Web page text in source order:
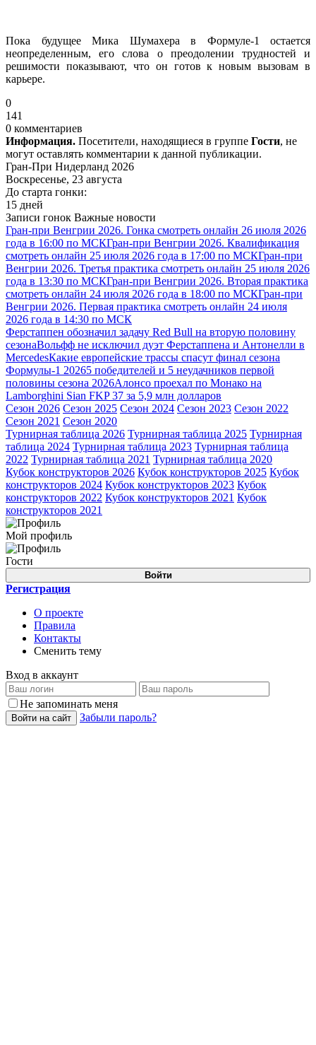
Пока будущее Мика Шумахера в Формуле-1 остается
неопределенным, его слова о преодолении трудностей и
решимости показывают, что он готов к новым вызовам в
карьере.
0
141
0 комментариев
Информация. Посетители, находящиеся в группе Гости, не
могут оставлять комментарии к данной публикации.
Гран-При Нидерланд 2026
Воскресенье, 23 августа
До старта гонки:
15 дней
Записи гонок Важные новости
Гран-при Венгрии 2026. Гонка смотреть онлайн 26 июля 2026
года в 16:00 по МСКГран-при Венгрии 2026. Квалификация
смотреть онлайн 25 июля 2026 года в 17:00 по МСКГран-при
Венгрии 2026. Третья практика смотреть онлайн 25 июля 2026
года в 13:30 по МСКГран-при Венгрии 2026. Вторая практика
смотреть онлайн 24 июля 2026 года в 18:00 по МСКГран-при
Венгрии 2026. Первая практика смотреть онлайн 24 июля
2026 года в 14:30 по МСК
Ферстаппен обозначил задачу Red Bull на вторую половину
сезонаВольфф не исключил дуэт Ферстаппена и Антонелли в
MercedesКакие европейские трассы спасут финал сезона
Формулы-1 20265 победителей и 5 неудачников первой
половины сезона 2026Алонсо проехал по Монако на
Lamborghini Sian FKP 37 за 5,9 млн долларов
Сезон 2026 Сезон 2025 Сезон 2024 Сезон 2023 Сезон 2022
Сезон 2021 Сезон 2020
Турнирная таблица 2026 Турнирная таблица 2025 Турнирная
таблица 2024 Турнирная таблица 2023 Турнирная таблица
2022 Турнирная таблица 2021 Турнирная таблица 2020
Кубок конструкторов 2026 Кубок конструкторов 2025 Кубок
конструкторов 2024 Кубок конструкторов 2023 Кубок
конструкторов 2022 Кубок конструкторов 2021 Кубок
конструкторов 2021
Мой профиль
Гости
Войти
Регистрация
О проекте
Правила
Контакты
Сменить тему
Вход в аккаунт
Не запоминать меня
Войти на сайт Забыли пароль?